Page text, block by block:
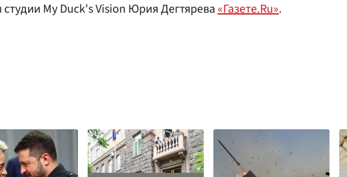
My Duck's Vision Юрия Дегтярева«Газете.Ru».